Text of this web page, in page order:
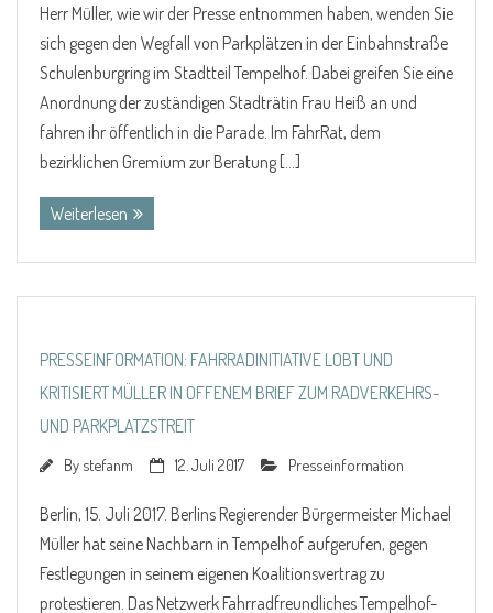
Herr Müller, wie wir der Presse entnommen haben, wenden Sie
sich gegen den Wegfall von Parkplätzen in der Einbahnstraße
Schulenburgring im Stadtteil Tempelhof. Dabei greifen Sie eine
Anordnung der zuständigen Stadträtin Frau Heiß an und
fahren ihr öffentlich in die Parade. Im FahrRat, dem
bezirklichen Gremium zur Beratung […]
Weiterlesen
PRESSEINFORMATION: FAHRRADINITIATIVE LOBT UND
KRITISIERT MÜLLER IN OFFENEM BRIEF ZUM RADVERKEHRS-
UND PARKPLATZSTREIT
By stefanm 12. Juli 2017 Presseinformation
Berlin, 15. Juli 2017. Berlins Regierender Bürgermeister Michael
Müller hat seine Nachbarn in Tempelhof aufgerufen, gegen
Festlegungen in seinem eigenen Koalitionsvertrag zu
protestieren. Das Netzwerk Fahrradfreundliches Tempelhof-